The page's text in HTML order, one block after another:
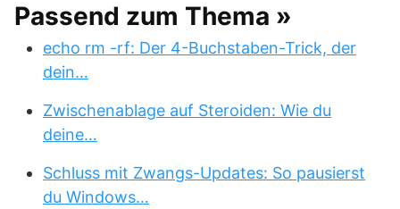
Passend zum Thema »
echo rm -rf: Der 4-Buchstaben-Trick, der
dein…
Zwischenablage auf Steroiden: Wie du
deine…
Schluss mit Zwangs-Updates: So pausierst
du Windows…